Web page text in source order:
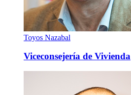
Toyos Nazabal
Viceconsejería de Vivienda